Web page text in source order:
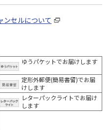
ンセルについて
ゆうパケットでお届けします
定形外郵便(簡易書留)でお届
けします
レターパックライトでお届け
します